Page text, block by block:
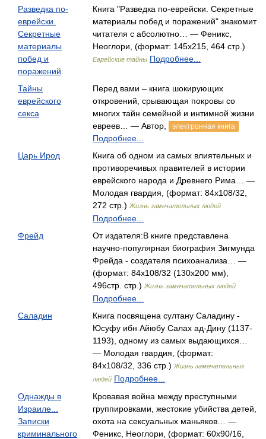
Разведка по-
еврейски.
Секретные
материалы
побед и
поражений
Книга "Разведка по-еврейски. Секретные
материалы побед и поражений" знакомит
читателя с абсолютно… — Феникс,
Неоглори, (формат: 145x215, 464 стр.)
Еврейские тайны Подробнее...
Тайны
еврейского
секса
Перед вами – книга шокирующих
откровений, срывающая покровы со
многих тайн семейной и интимной жизни
евреев… — Автор,
электронная книга
Подробнее...
Царь Ирод
Книга об одном из самых влиятельных и
противоречивых правителей в истории
еврейского народа и Древнего Рима… —
Молодая гвардия, (формат: 84x108/32,
272 стр.) Жизнь замечательных людей
Подробнее...
Фрейд
От издателя:В книге представлена
научно-популярная биография Зигмунда
Фрейда - создателя психоанализа… —
(формат: 84x108/32 (130х200 мм),
496стр. стр.) Жизнь замечательных людей
Подробнее...
Саладин
Книга посвящена султану Саладину -
Юсуфу ибн Айюбу Салах ад-Дину (1137-
1193), одному из самых выдающихся…
— Молодая гвардия, (формат:
84x108/32, 336 стр.) Жизнь замечательных
людей Подробнее...
Однажды в
Израиле...
Записки
криминального
Кровавая война между преступными
группировками, жестокие убийства детей,
охота на сексуальных маньяков… —
Феникс, Неоглори, (формат: 60x90/16,